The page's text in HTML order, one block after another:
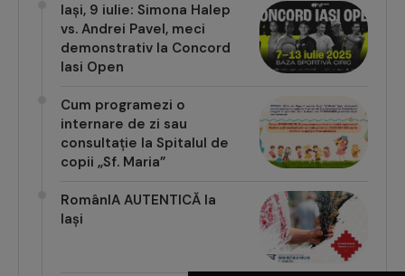
Iași, 9 iulie: Simona Halep
vs. Andrei Pavel, meci
demonstrativ la Concord
Iasi Open
Cum programezi o
internare de zi sau
consultație la Spitalul de
copii „Sf. Maria”
RomânIA AUTENTICĂ la
Iași